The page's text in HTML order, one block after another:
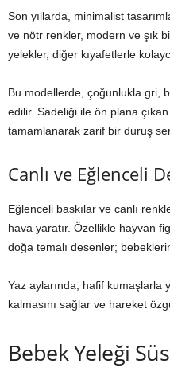
Son yıllarda, minimalist
ve nötr renkler, modern ve şık
yelekler, diğer kıyafetlerle
Bu modellerde, çoğunlukla gri,
edilir. Sadeliği ile ön plana
tamamlanarak zarif bir duruş
Canlı ve Eğlenceli
Eğlenceli baskılar ve canlı
hava yaratır. Özellikle hayvan
doğa temalı desenler;
Yaz aylarında, hafif kumaşlarla
kalmasını sağlar ve hareket
Bebek Yeleği